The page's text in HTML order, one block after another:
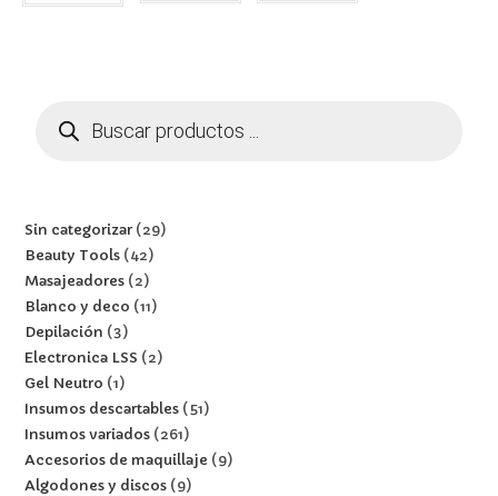
Sin categorizar 29
Beauty Tools 42
Masajeadores 2
Blanco y deco
11
Depilación
3
Electronica LSS
2
Gel Neutro
1
Insumos descartables 51
Insumos variados 261
Accesorios de maquillaje
9
Algodones y discos 9